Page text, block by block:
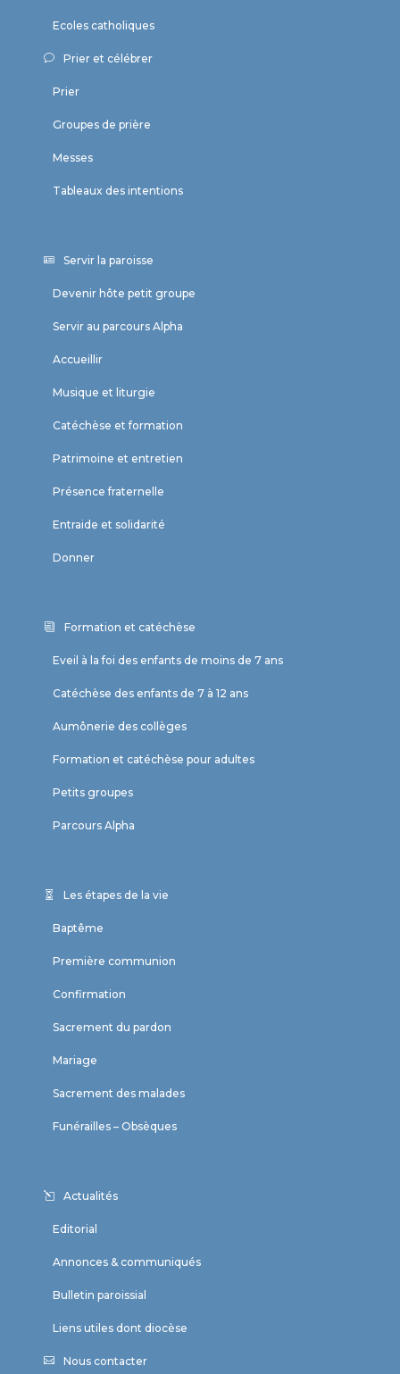
Ecoles catholiques
Prier et célébrer
Prier
Groupes de prière
Messes
Tableaux des intentions
Servir la paroisse
Devenir hôte petit groupe
Servir au parcours Alpha
Accueillir
Musique et liturgie
Catéchèse et formation
Patrimoine et entretien
Présence fraternelle
Entraide et solidarité
Donner
Formation et catéchèse
Eveil à la foi des enfants de moins de 7 ans
Catéchèse des enfants de 7 à 12 ans
Aumônerie des collèges
Formation et catéchèse pour adultes
Petits groupes
Parcours Alpha
Les étapes de la vie
Baptême
Première communion
Confirmation
Sacrement du pardon
Mariage
Sacrement des malades
Funérailles – Obsèques
Actualités
Editorial
Annonces & communiqués
Bulletin paroissial
Liens utiles dont diocèse
Nous contacter